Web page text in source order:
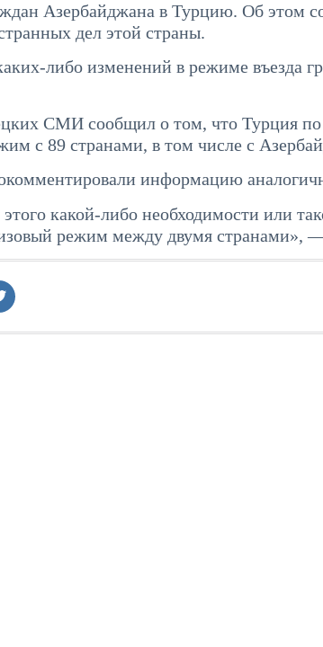
Азербайджана в Турцию. Об этом
дел этой страны.
либо изменений в режиме въезда
СМИ сообщил о том, что Турция
с 89 странами, в том числе с
информацию
какой-либо необходимости или
режим между двумя странами»,